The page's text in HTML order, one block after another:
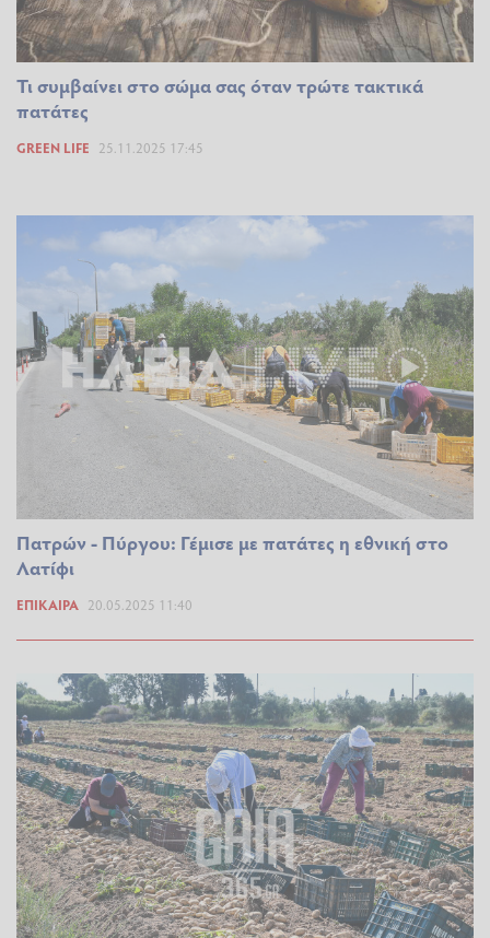
Τι συμβαίνει στο σώμα σας όταν τρώτε τακτικά
πατάτες
GREEN LIFE 25.11.2025 17:45
Πατρών - Πύργου: Γέμισε με πατάτες η εθνική στο
Λατίφι
ΕΠΊΚΑΙΡΑ 20.05.2025 11:40